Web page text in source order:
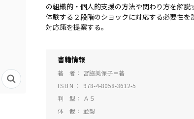
の組織的・個人的支援の方法や関わり方を解
体験する２段階のショックに対応する必要性
対応策を提案する。
書籍情報
著 者
宮脇美保子＝著
ISBN
978-4-8058-3612-5
判 型
Ａ５
体 裁
並製